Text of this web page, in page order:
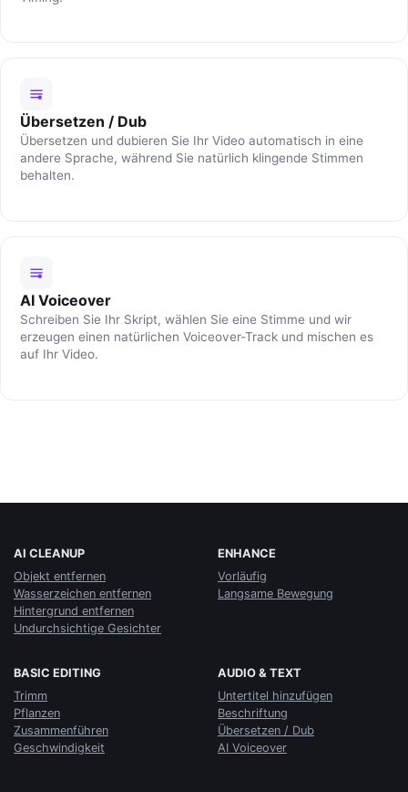
Übersetzen / Dub
Übersetzen und dubieren Sie Ihr Video automatisch in eine
andere Sprache, während Sie natürlich klingende Stimmen
behalten.
AI Voiceover
Schreiben Sie Ihr Skript, wählen Sie eine Stimme und wir
erzeugen einen natürlichen Voiceover-Track und mischen es
auf Ihr Video.
AI CLEANUP
Objekt entfernen
Wasserzeichen entfernen
Hintergrund entfernen
Undurchsichtige Gesichter
ENHANCE
Vorläufig
Langsame Bewegung
BASIC EDITING
Trimm
Pflanzen
Zusammenführen
Geschwindigkeit
AUDIO & TEXT
Untertitel hinzufügen
Beschriftung
Übersetzen / Dub
AI Voiceover